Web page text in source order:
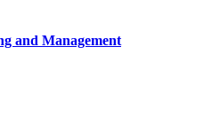
and Management